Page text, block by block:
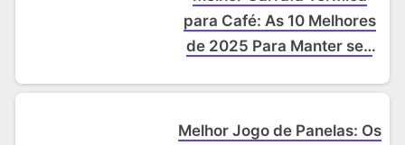
para Café: As 10 Melhores
de 2025 Para Manter seu
Melhor Jogo de Panelas: Os